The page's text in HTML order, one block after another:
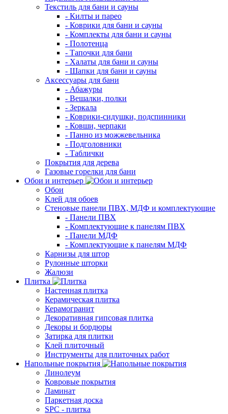
Текстиль для бани и сауны
- Килты и парео
- Коврики для бани и сауны
- Комплекты для бани и сауны
- Полотенца
- Тапочки для бани
- Халаты для бани и сауны
- Шапки для бани и сауны
Аксессуары для бани
- Абажуры
- Вешалки, полки
- Зеркала
- Коврики-сидушки, подспинники
- Ковши, черпаки
- Панно из можжевельника
- Подголовники
- Таблички
Покрытия для дерева
Газовые горелки для бани
Обои и интерьер
Обои
Клей для обоев
Стеновые панели ПВХ, МДФ и комплектующие
- Панели ПВХ
- Комплектующие к панелям ПВХ
- Панели МДФ
- Комплектующие к панелям МДФ
Карнизы для штор
Рулонные шторки
Жалюзи
Плитка
Настенная плитка
Керамическая плитка
Керамогранит
Декоративная гипсовая плитка
Декоры и бордюры
Затирка для плитки
Клей плиточный
Инструменты для плиточных работ
Напольные покрытия
Линолеум
Ковровые покрытия
Ламинат
Паркетная доска
SPC - плитка